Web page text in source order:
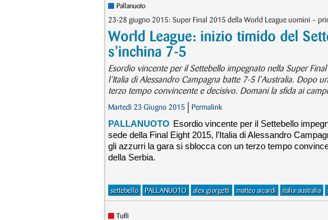
Pallanuoto
23-28 giugno 2015: Super Final 2015 della World League uomini –
World League: inizio timido del
s’inchina 7-5
Esordio vincente per il Settebello impegnato nella Super
l’Italia di Alessandro Campagna batte 7-5 l’Australia. Dopo
terzo tempo convincente e decisivo. Domani la sfida ai
Martedì 23 Giugno 2015 Permalink
PALLANUOTO Esordio vincente per il Settebello
sede della Final Eight 2015, l’Italia di Alessandro
gli azzurri la gara si sblocca con un terzo tempo
della Serbia.
settebello PALLANUOTO alex giorgetti matteo aicardi italia-australia
Tuffi